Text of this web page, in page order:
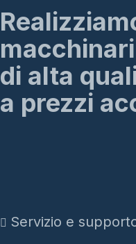
macchinari
di alta
a prezzi
Servizio e